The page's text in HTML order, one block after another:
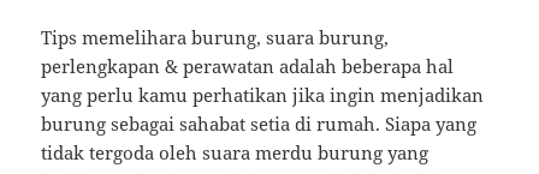
Tips memelihara burung, suara burung,
perlengkapan & perawatan adalah beberapa hal
yang perlu kamu perhatikan jika ingin menjadikan
burung sebagai sahabat setia di rumah. Siapa yang
tidak tergoda oleh suara merdu burung yang